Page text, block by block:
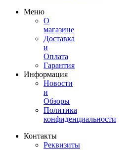
Меню
О
магазине
Доставка
и
Оплата
Гарантия
Информация
Новости
и
Обзоры
Политика
конфиденциальности
Контакты
Реквизиты